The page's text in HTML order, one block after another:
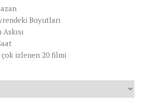
Boyutları
çok izlenen 20 filmi